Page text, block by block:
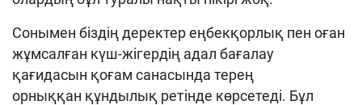
Сонымен біздің деректер еңбекқорлық пен оған
жұмсалған күш-жігердің адал бағалау
қағидасын қоғам санасында терең
орныққан құндылық ретінде көрсетеді. Бұл